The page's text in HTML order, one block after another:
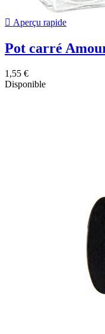
 Aperçu rapide
Pot carré
1,55 €
Disponible